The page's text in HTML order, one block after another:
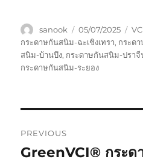
Author
sanook
Posted
on
05/07/2025
กระดาษกันสนิม-ฉะเชิงเทรา, กระด
สนิม-บ้านบึง, กระดาษกันสนิม-ปราจี
กระดาษกันสนิม-ระยอง
navigation
PREVIOUS
Previous
GreenVCI® กระด